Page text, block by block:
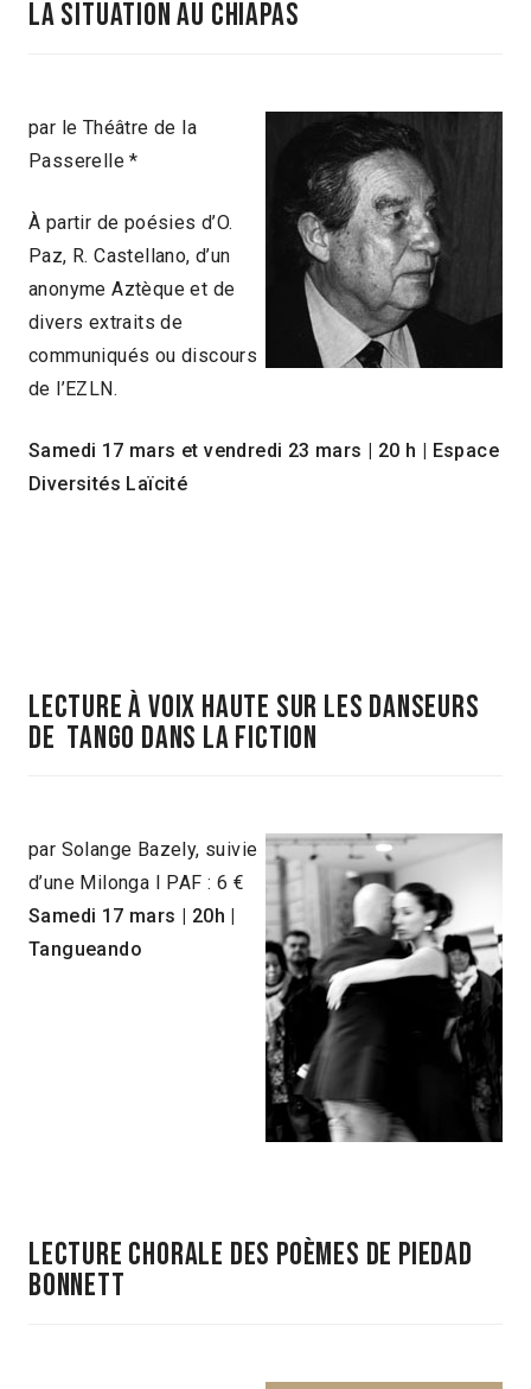
la situation au Chiapas
par le Théâtre de la
Passerelle *
À partir de poésies d’O.
Paz, R. Castellano, d’un
anonyme Aztèque et de
divers extraits de
communiqués ou discours
de l’EZLN.
Samedi 17 mars et vendredi 23 mars | 20 h | Espace
Diversités Laïcité
Lecture à voix haute sur les danseurs
de tango dans la fiction
par Solange Bazely, suivie
d’une Milonga I PAF : 6 €
Samedi 17 mars | 20h |
Tangueando
Lecture chorale des poèmes de Piedad
Bonnett